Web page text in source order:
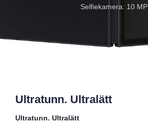
Selfiekamera: 10 MP
Ultratunn. Ultralätt
Ultratunn. Ultralätt